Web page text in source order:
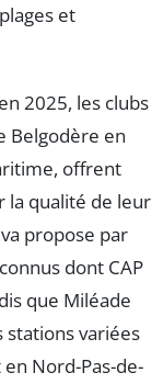
et
2025, les clubs
Belgodère en
offrent
la qualité de leur
propose par
dont CAP
que Miléade
variées
Nord-Pas-de-